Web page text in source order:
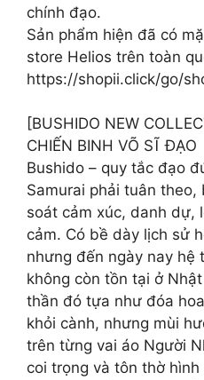
chính đạo.
Sản phẩm hiện đã có
store Helios trên toàn
https://shopii.click/go/
[BUSHIDO NEW
CHIẾN BINH VÕ SĨ ĐẠO
Bushido – quy tắc đạo
Samurai phải tuân theo,
soát cảm xúc, danh dự,
cảm. Có bề dày lịch sử
nhưng đến ngày nay
không còn tồn tại ở
thần đó tựa như đóa
khỏi cành, nhưng mùi
trên từng vai áo Người
coi trọng và tôn thờ